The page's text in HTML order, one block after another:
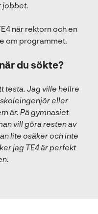
jobbet.
när rektorn och en
om programmet.
du sökte?
testa. Jag ville hellre
eller
år. På gymnasiet
vill göra resten av
lite osäker och inte
jag TE4 är perfekt